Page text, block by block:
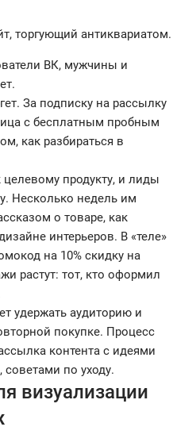
торгующий антиквариатом.
ВК, мужчины и
За подписку на рассылку
с бесплатным пробным
как разбираться в
целевому продукту, и лиды
Несколько недель им
о товаре, как
интерьеров. В «теле»
на 10% скидку на
растут: тот, кто оформил
удержать аудиторию и
покупке. Процесс
контента с идеями
советами по уходу.
визуализации